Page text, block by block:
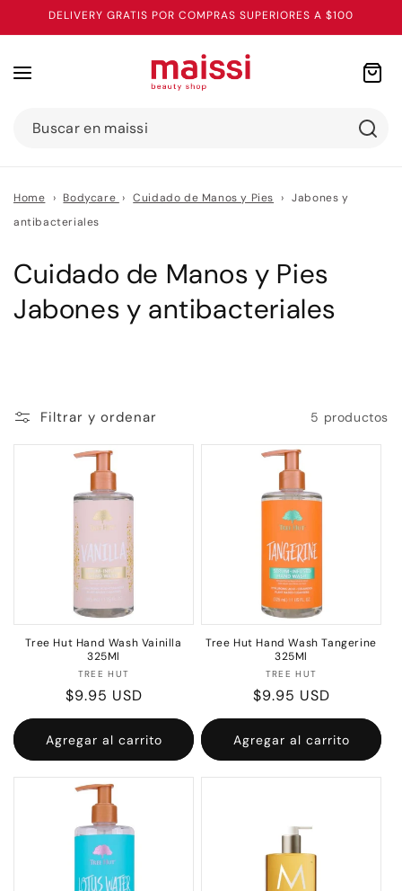
directamente
al contenido
DELIVERY GRATIS POR COMPRAS SUPERIORES A $100
Buscar en maissi
Carrito
Home › Bodycare › Cuidado de Manos y Pies › Jabones y
antibacteriales
C
o
c
c
Cuidado de Manos y Pies
Jabones y antibacteriales
Filtrar y ordenar 5 productos
Tree Hut Hand Wash Vainilla
325Ml
Proveedor:
TREE HUT
Precio
habitual
$9.95 USD
Agregar al carrito
Tree Hut Hand Wash Tangerine
325Ml
Proveedor:
TREE HUT
Precio
habitual
$9.95 USD
Agregar al carrito